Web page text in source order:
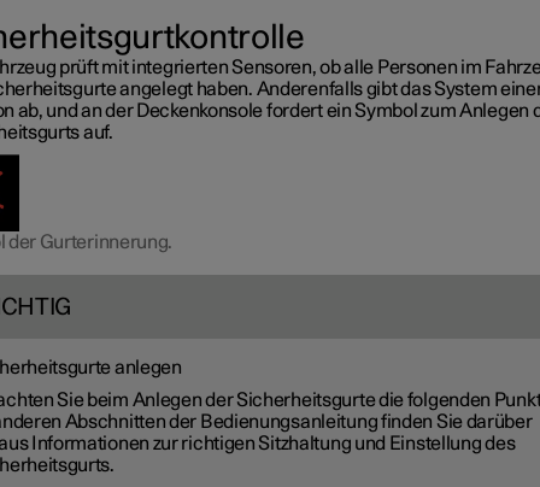
prüft mit integrierten Sensoren, ob alle Personen im
angelegt haben. Anderenfalls gibt das System
ab, und an der Deckenkonsole fordert ein Symbol zum Anlegen
auf.
der Gurterinnerung.
anlegen
Sie beim Anlegen der Sicherheitsgurte die folgenden
Abschnitten der Bedienungsanleitung finden Sie darüber
Informationen zur richtigen Sitzhaltung und Einstellung des